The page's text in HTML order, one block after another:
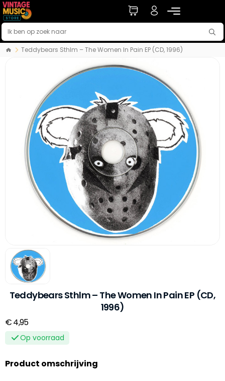
Teddybears Sthlm – The Women In Pain EP (CD, 1996)
Teddybears Sthlm – The Women In Pain EP (CD,
1996)
€ 4,95
Op voorraad
Product omschrijving